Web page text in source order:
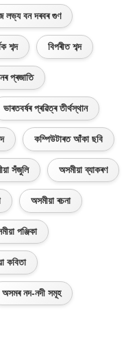
লভ্য বন দৰবৰ গুণ
শব্দ বিপৰীত শব্দ
প্ৰজাতি
ভাৰতবৰ্ষৰ প্ৰৱিত্ৰ তীৰ্থস্থান
কম্পিউটাৰত আঁকা ছবি
সঁজুলি অসমীয়া ব্যাকৰণ
অসমীয়া ৰচনা
পঞ্জিকা
কবিতা
অসমৰ নদ-নদী সমূহ